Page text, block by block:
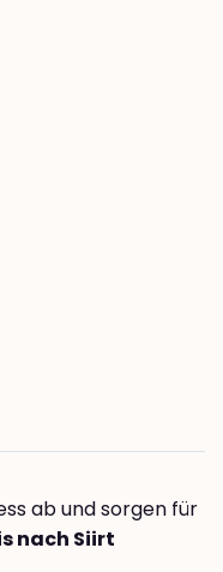
ab und sorgen für
nach Siirt